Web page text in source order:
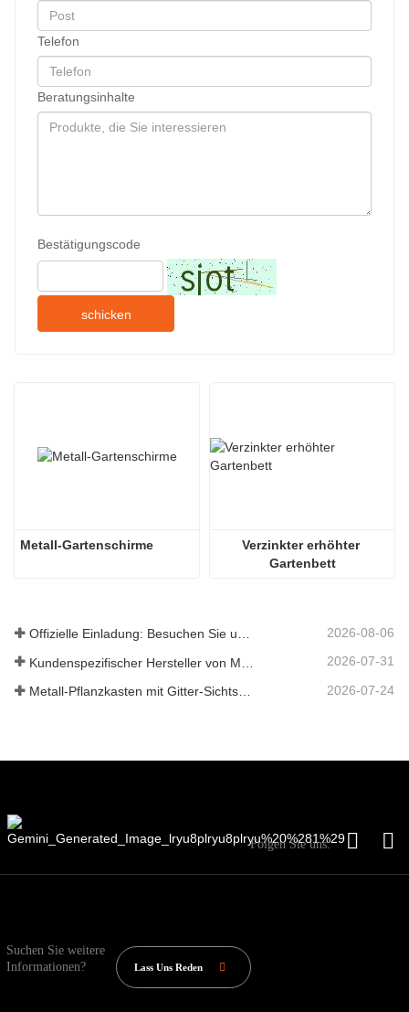
Telefon
Beratungsinhalte
Bestätigungscode
schicken
Metall-Gartenschirme
Verzinkter erhöhter
Gartenbett
Offizielle Einladung: Besuchen Sie uns auf der GLEE 2026 Gartenparty im britischen Stil 2026-08-06
2026-07-31
2026-07-24
Folgen Sie uns:
Suchen Sie weitere
Informationen?
Lass Uns Reden